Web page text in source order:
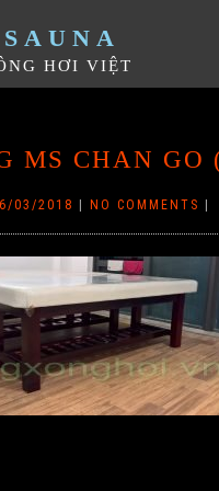
HƠI VIỆT
MS CHAN GO
03/2018 NO COMMENTS